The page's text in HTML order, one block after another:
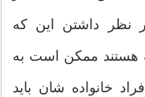
نظر داشتن این که
هستند ممکن است به
خانواده شان باید